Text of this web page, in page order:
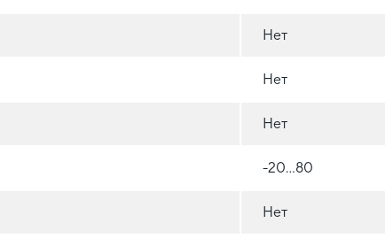
Нет
Нет
Нет
-20…80
Нет